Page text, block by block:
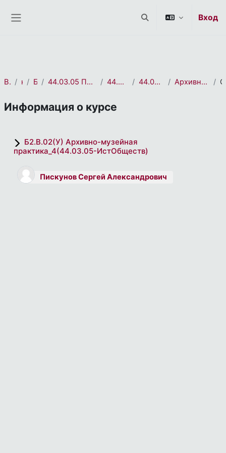
Изменить данныеВход
В начало курса(ов) Бакалавриат 44.03.05 Педагогическое образование (с двумя профилями подготовки) 44.03.05 История. Обществознание 44.03.05 История. Обществознание_2022 Архивно-музейная практика_4(44.03.05-ИстОбществ)
Информация о курсе
Б2.В.02(У) Архивно-музейная
практика_4(44.03.05-ИстОбществ)
Пискунов Сергей Александрович